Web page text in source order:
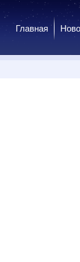
Главная